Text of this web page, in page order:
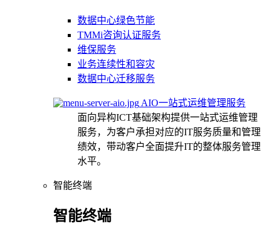
数据中心绿色节能
TMMi咨询认证服务
维保服务
业务连续性和容灾
数据中心迁移服务
AIO一站式运维管理服务
面向异构ICT基础架构提供一站式运维管理
服务，为客户承担对应的IT服务质量和管理
绩效，带动客户全面提升IT的整体服务管理
水平。
智能终端
智能终端